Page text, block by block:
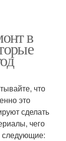
в
что
это
сделать
чего
следующие: